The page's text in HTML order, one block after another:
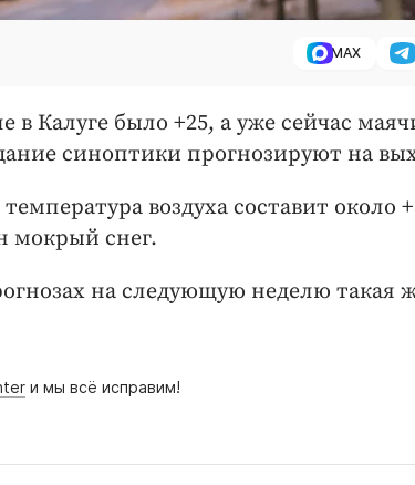
MAX
Калуге было +25, а уже сейчас
синоптики прогнозируют на
воздуха составит около
мокрый снег.
на следующую неделю такая
и мы всё исправим!